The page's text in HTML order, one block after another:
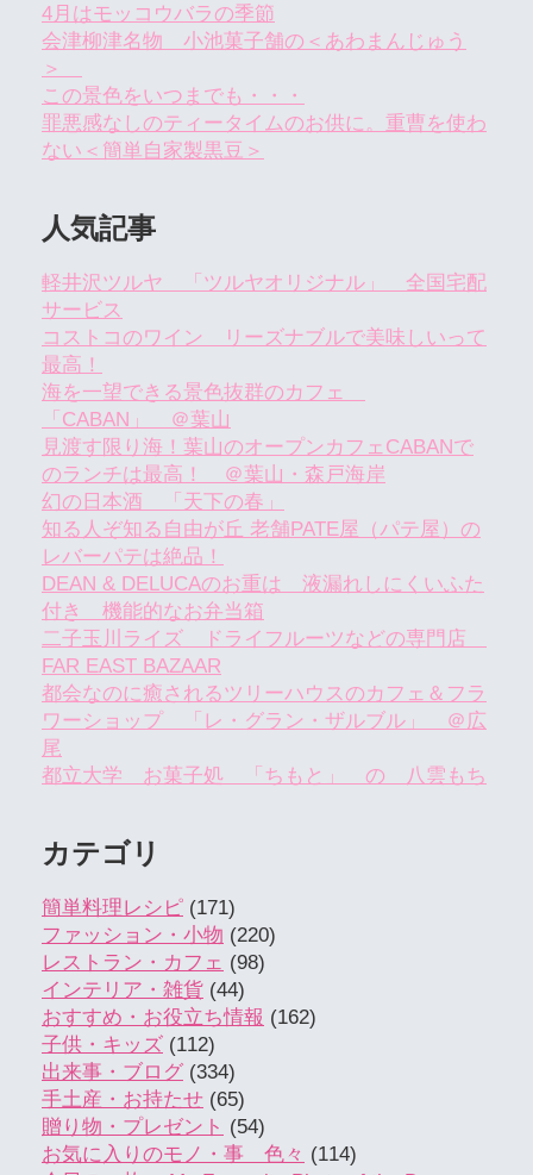
4月はモッコウバラの季節
会津柳津名物 小池菓子舗の＜あわまんじゅう
＞
この景色をいつまでも・・・
罪悪感なしのティータイムのお供に。重曹を使わ
ない＜簡単自家製黒豆＞
人気記事
軽井沢ツルヤ 「ツルヤオリジナル」 全国宅配
サービス
コストコのワイン リーズナブルで美味しいって
最高！
海を一望できる景色抜群のカフェ
「CABAN」 ＠葉山
見渡す限り海！葉山のオープンカフェCABANで
のランチは最高！ ＠葉山・森戸海岸
幻の日本酒 「天下の春」
知る人ぞ知る自由が丘 老舗PATE屋（パテ屋）の
レバーパテは絶品！
DEAN & DELUCAのお重は 液漏れしにくいふた
付き 機能的なお弁当箱
二子玉川ライズ ドライフルーツなどの専門店
FAR EAST BAZAAR
都会なのに癒されるツリーハウスのカフェ＆フラ
ワーショップ 「レ・グラン・ザルブル」 ＠広
尾
都立大学 お菓子処 「ちもと」 の 八雲もち
カテゴリ
簡単料理レシピ (171)
ファッション・小物 (220)
レストラン・カフェ (98)
インテリア・雑貨 (44)
おすすめ・お役立ち情報 (162)
子供・キッズ (112)
出来事・ブログ (334)
手土産・お持たせ (65)
贈り物・プレゼント (54)
お気に入りのモノ・事 色々 (114)